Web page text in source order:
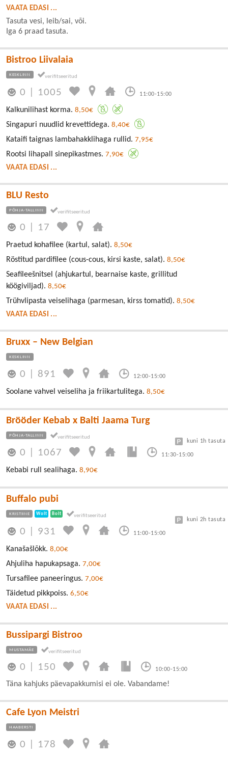
VAATA EDASI ...
Tasuta vesi, leib/sai, või.
Iga 6 praad tasuta.
Bistroo Liivalaia
KESKLINN
0 1005 11:00-15:00
Kalkunilihast korma. 8,50€
Singapuri nuudlid krevettidega. 8,40€
Kataifi taignas lambahakklihaga rullid. 7,95€
Rootsi lihapall sinepikastmes. 7,90€
VAATA EDASI ...
BLU Resto
PÕHJA-TALLINN
0 17
Praetud kohafilee (kartul, salat). 8,50€
Röstitud pardifilee (cous-cous, kirsi kaste, salat). 8,50€
Seafileešnitsel (ahjukartul, bearnaise kaste, grillitud
köögiviljad). 8,50€
Trühvlipasta veiselihaga (parmesan, kirss tomatid). 8,50€
VAATA EDASI ...
Bruxx – New Belgian
KESKLINN
0 891 12:00-15:00
Soolane vahvel veiseliha ja friikartulitega. 8,50€
Brööder Kebab x Balti Jaama Turg
PÕHJA-TALLINN
0 1067 11:30-15:00
kuni 1h tasuta
Kebabi rull sealihaga. 8,90€
Buffalo pubi
KRISTIINE Wolt Bolt
0 931 11:00-15:00
kuni 2h tasuta
Kanašašlõkk. 8,00€
Ahjuliha hapukapsaga. 7,00€
Tursafilee paneeringus. 7,00€
Täidetud pikkpoiss. 6,50€
VAATA EDASI ...
Bussipargi Bistroo
MUSTAMÄE
0 150 10:00-15:00
Täna kahjuks päevapakkumisi ei ole. Vabandame!
Cafe Lyon Meistri
HAABERSTI
0 178